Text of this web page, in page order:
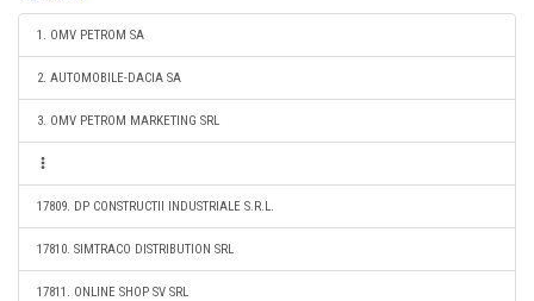
1. OMV PETROM SA
2. AUTOMOBILE-DACIA SA
3. OMV PETROM MARKETING SRL
17809. DP CONSTRUCTII INDUSTRIALE S.R.L.
17810. SIMTRACO DISTRIBUTION SRL
17811. ONLINE SHOP SV SRL